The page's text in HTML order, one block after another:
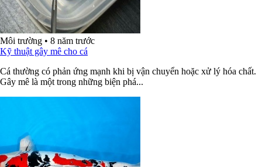
Môi trường • 8 năm trước
Kỹ thuật gây mê cho cá
Cá thường có phản ứng mạnh khi bị vận chuyển hoặc xử lý hóa chất.
Gây mê là một trong những biện phá...